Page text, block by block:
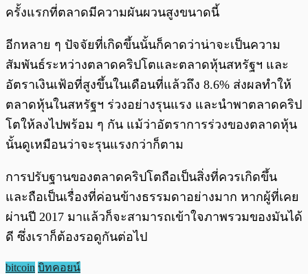
ครั้งแรกที่ตลาดมีความผันผวนสูงขนาดนี้
อีกหลาย ๆ ปัจจัยที่เกิดขึ้นนั้นก็คาดว่าน่าจะเป็นความ
สัมพันธ์ระหว่างตลาดคริปโตและตลาดหุ้นสหรัฐฯ และ
อัตราเงินเฟ้อที่สูงขึ้นในเดือนที่แล้วถึง 8.6% ส่งผลทำให้
ตลาดหุ้นในสหรัฐฯ ร่วงอย่างรุนแรง และนำพาตลาดคริป
โตให้ลงไปพร้อม ๆ กัน แม้ว่าอัตราการร่วงของตลาดหุ้น
นั้นดูเหมือนว่าจะรุนแรงกว่าก็ตาม
การปรับฐานของตลาดคริปโตถือเป็นสิ่งที่ควรเกิดขึ้น
และถือเป็นเรื่องที่ค่อนข้างธรรมดาอย่างมาก หากผู้ที่เคย
ผ่านปี 2017 มาแล้วก็จะสามารถเข้าใจภาพรวมของมันได้
ดี ซึ่งเราก็ต้องรอดูกันต่อไป
bitcoin บิทคอยน์